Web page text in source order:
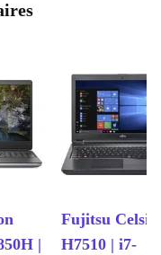
|
Fujitsu
H7510 | i7-